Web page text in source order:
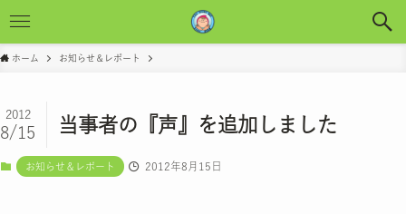
ホーム お知らせ＆レポート
当事者の『声』を追加しました
2012
8/15
お知らせ＆レポート 2012年8月15日